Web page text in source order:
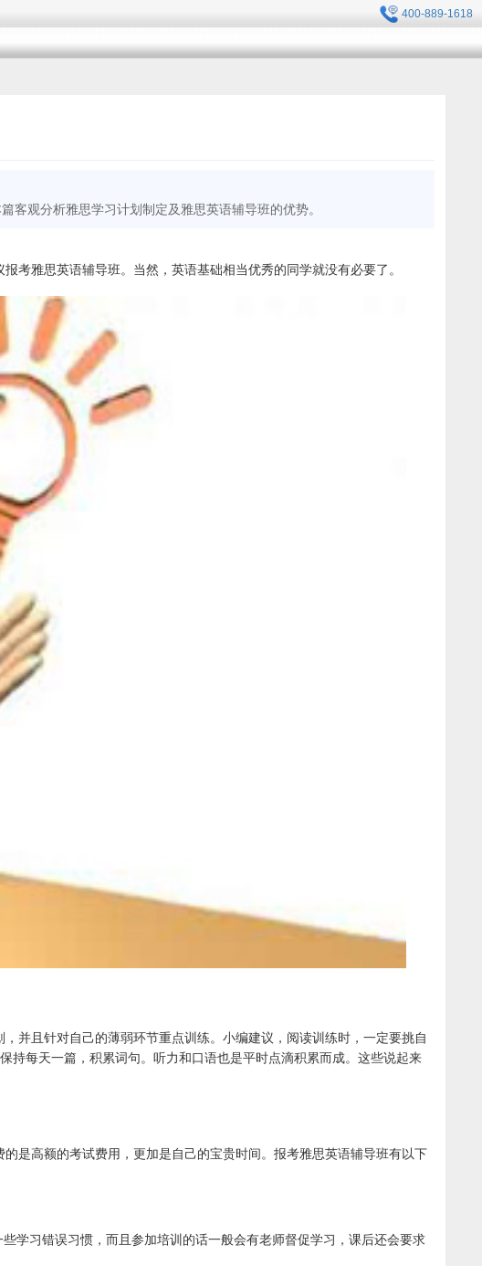
400-889-1618
客观分析雅思学习计划制定及雅思英语辅导班的优势。
考雅思英语辅导班。当然，英语基础相当优秀的同学就没有必要了。
并且针对自己的薄弱环节重点训练。小编建议，阅读训练时，一定要挑自
持每天一篇，积累词句。听力和口语也是平时点滴积累而成。这些说起来
是高额的考试费用，更加是自己的宝贵时间。报考雅思英语辅导班有以下
学习错误习惯，而且参加培训的话一般会有老师督促学习，课后还会要求